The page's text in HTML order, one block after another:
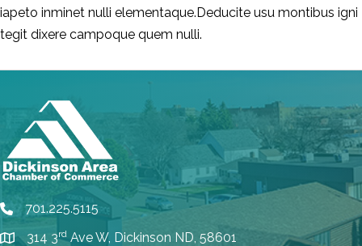
iapeto inminet nulli elementaque.Deducite usu montibus igni
tegit dixere campoque quem nulli.
phone701.225.5115
location
314 3rdAve W, Dickinson ND, 58601